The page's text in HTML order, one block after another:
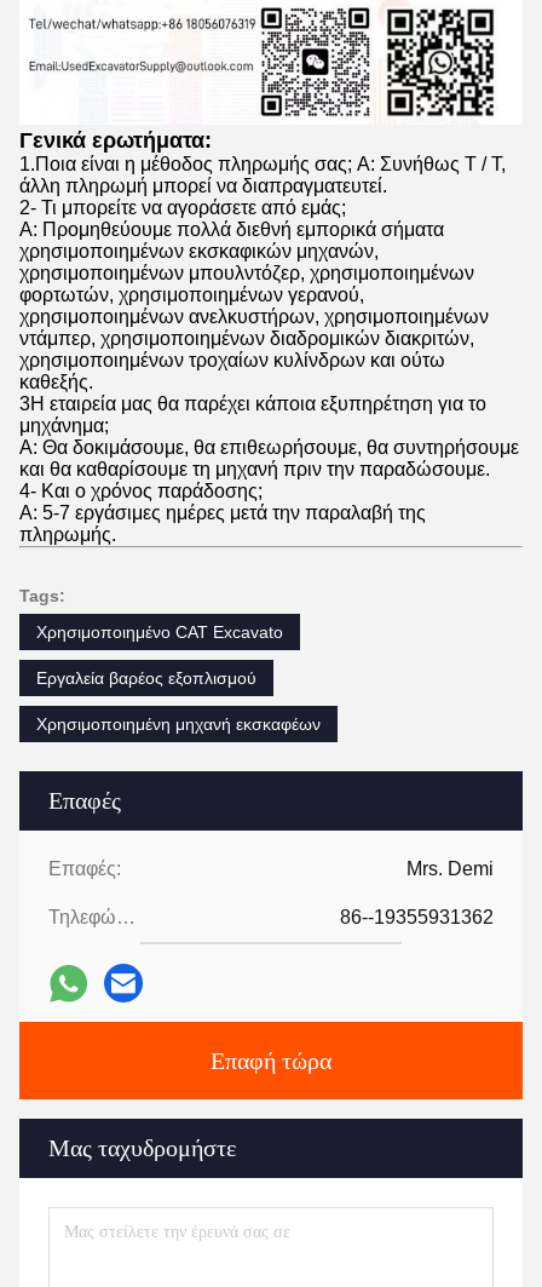
Επαφές
Επαφές: Mrs. Demi
Τηλεφώνημα: 86--19355931362
Επαφή τώρα
Μας ταχυδρομήστε
Γενικά ερωτήματα:
1.Ποια είναι η μέθοδος πληρωμής σας; A: Συνήθως T / T,
άλλη πληρωμή μπορεί να διαπραγματευτεί.
2- Τι μπορείτε να αγοράσετε από εμάς;
Α: Προμηθεύουμε πολλά διεθνή εμπορικά σήματα
χρησιμοποιημένων εκσκαφικών μηχανών,
χρησιμοποιημένων μπουλντόζερ, χρησιμοποιημένων
φορτωτών, χρησιμοποιημένων γερανού,
χρησιμοποιημένων ανελκυστήρων, χρησιμοποιημένων
ντάμπερ, χρησιμοποιημένων διαδρομικών διακριτών,
χρησιμοποιημένων τροχαίων κυλίνδρων και ούτω
καθεξής.
3Η εταιρεία μας θα παρέχει κάποια εξυπηρέτηση για το
μηχάνημα;
Α: Θα δοκιμάσουμε, θα επιθεωρήσουμε, θα συντηρήσουμε
και θα καθαρίσουμε τη μηχανή πριν την παραδώσουμε.
4- Και ο χρόνος παράδοσης;
Α: 5-7 εργάσιμες ημέρες μετά την παραλαβή της
πληρωμής.
Tags:
Χρησιμοποιημένο CAT Excavato
Εργαλεία βαρέος εξοπλισμού
Χρησιμοποιημένη μηχανή εκσκαφέων